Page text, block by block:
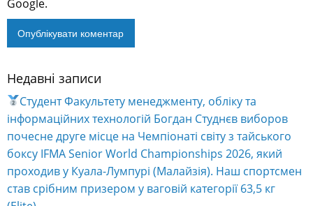
Alternative:
Недавні записи
інформаційних технологій Богдан Студнєв виборов
почесне друге місце на Чемпіонаті світу з тайського
боксу IFMA Senior World Championships 2026, який
проходив у Куала-Лумпурі (Малайзія). Наш спортсмен
став срібним призером у ваговій категорії 63,5 кг
(Elite).
На базі Бізнес-тренінг-центру ОНЕУ успішно
завершилося навчання за програмою «Енергетичний